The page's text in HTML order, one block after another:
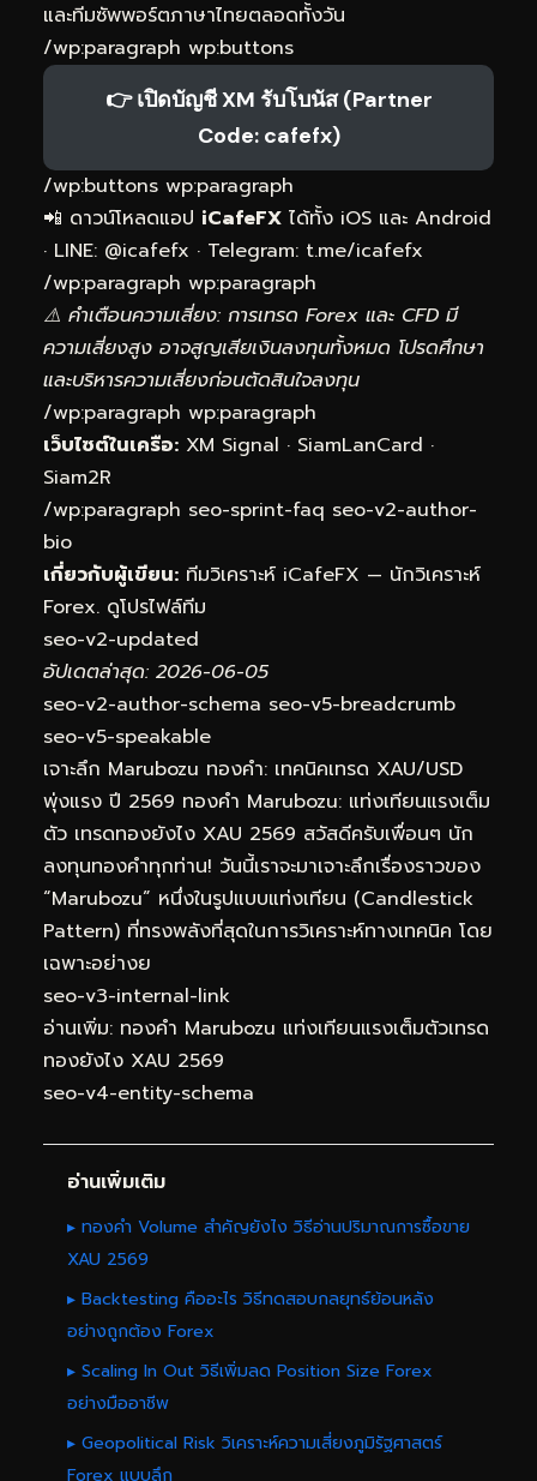
และทีมซัพพอร์ตภาษาไทยตลอดทั้งวัน
/wp:paragraph wp:buttons
👉 เปิดบัญชี XM รับโบนัส (Partner
Code: cafefx)
/wp:buttons wp:paragraph
📲 ดาวน์โหลดแอป iCafeFX ได้ทั้ง iOS และ Android
· LINE: @icafefx · Telegram: t.me/icafefx
/wp:paragraph wp:paragraph
⚠️ คำเตือนความเสี่ยง: การเทรด Forex และ CFD มี
ความเสี่ยงสูง อาจสูญเสียเงินลงทุนทั้งหมด โปรดศึกษา
และบริหารความเสี่ยงก่อนตัดสินใจลงทุน
/wp:paragraph wp:paragraph
เว็บไซต์ในเครือ: XM Signal · SiamLanCard ·
Siam2R
/wp:paragraph seo-sprint-faq seo-v2-author-
bio
เกี่ยวกับผู้เขียน: ทีมวิเคราะห์ iCafeFX — นักวิเคราะห์
Forex. ดูโปรไฟล์ทีม
seo-v2-updated
อัปเดตล่าสุด: 2026-06-05
seo-v2-author-schema seo-v5-breadcrumb
seo-v5-speakable
เจาะลึก Marubozu ทองคำ: เทคนิคเทรด XAU/USD
พุ่งแรง ปี 2569 ทองคำ Marubozu: แท่งเทียนแรงเต็ม
ตัว เทรดทองยังไง XAU 2569 สวัสดีครับเพื่อนๆ นัก
ลงทุนทองคำทุกท่าน! วันนี้เราจะมาเจาะลึกเรื่องราวของ
“Marubozu” หนึ่งในรูปแบบแท่งเทียน (Candlestick
Pattern) ที่ทรงพลังที่สุดในการวิเคราะห์ทางเทคนิค โดย
เฉพาะอย่างย
seo-v3-internal-link
อ่านเพิ่ม: ทองคำ Marubozu แท่งเทียนแรงเต็มตัวเทรด
ทองยังไง XAU 2569
seo-v4-entity-schema
อ่านเพิ่มเติม
▸ ทองคำ Volume สำคัญยังไง วิธีอ่านปริมาณการซื้อขาย
XAU 2569
▸ Backtesting คืออะไร วิธีทดสอบกลยุทธ์ย้อนหลัง
อย่างถูกต้อง Forex
▸ Scaling In Out วิธีเพิ่มลด Position Size Forex
อย่างมืออาชีพ
▸ Geopolitical Risk วิเคราะห์ความเสี่ยงภูมิรัฐศาสตร์